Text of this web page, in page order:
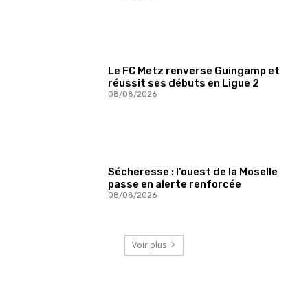
Le FC Metz renverse Guingamp et
réussit ses débuts en Ligue 2
08/08/2026
Sécheresse : l’ouest de la Moselle
passe en alerte renforcée
08/08/2026
Voir plus